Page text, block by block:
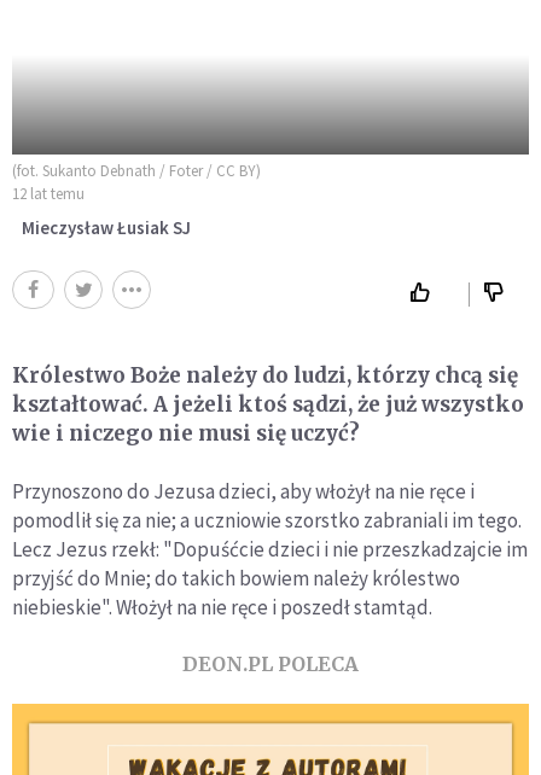
(fot. Sukanto Debnath / Foter / CC BY)
12 lat temu
Mieczysław Łusiak SJ
Królestwo Boże należy do ludzi, którzy chcą się
kształtować. A jeżeli ktoś sądzi, że już wszystko
wie i niczego nie musi się uczyć?
Przynoszono do Jezusa dzieci, aby włożył na nie ręce i
pomodlił się za nie; a uczniowie szorstko zabraniali im tego.
Lecz Jezus rzekł: "Dopuśćcie dzieci i nie przeszkadzajcie im
przyjść do Mnie; do takich bowiem należy królestwo
niebieskie". Włożył na nie ręce i poszedł stamtąd.
DEON.PL POLECA